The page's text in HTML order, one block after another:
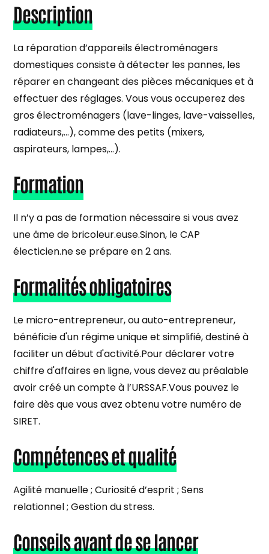
Description
La réparation d’appareils électroménagers
domestiques consiste à détecter les pannes, les
réparer en changeant des pièces mécaniques et à
effectuer des réglages. Vous vous occuperez des
gros électroménagers (lave-linges, lave-vaisselles,
radiateurs,...), comme des petits (mixers,
aspirateurs, lampes,...).
Formation
Il n’y a pas de formation nécessaire si vous avez
une âme de bricoleur.euse.Sinon, le CAP
électicien.ne se prépare en 2 ans.
Formalités obligatoires
Le micro-entrepreneur, ou auto-entrepreneur,
bénéficie d'un régime unique et simplifié, destiné à
faciliter un début d'activité.Pour déclarer votre
chiffre d'affaires en ligne, vous devez au préalable
avoir créé un compte à l’URSSAF.Vous pouvez le
faire dès que vous avez obtenu votre numéro de
SIRET.
Compétences et qualité
Agilité manuelle ; Curiosité d’esprit ; Sens
relationnel ; Gestion du stress.
Conseils avant de se lancer